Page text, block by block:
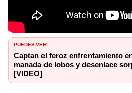
PUEDES VER:
Captan el feroz enfrentamiento
manada de lobos y desenlace
[VIDEO]